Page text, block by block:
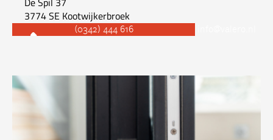
3774 SE Kootwijkerbroek
(0342) 444 616